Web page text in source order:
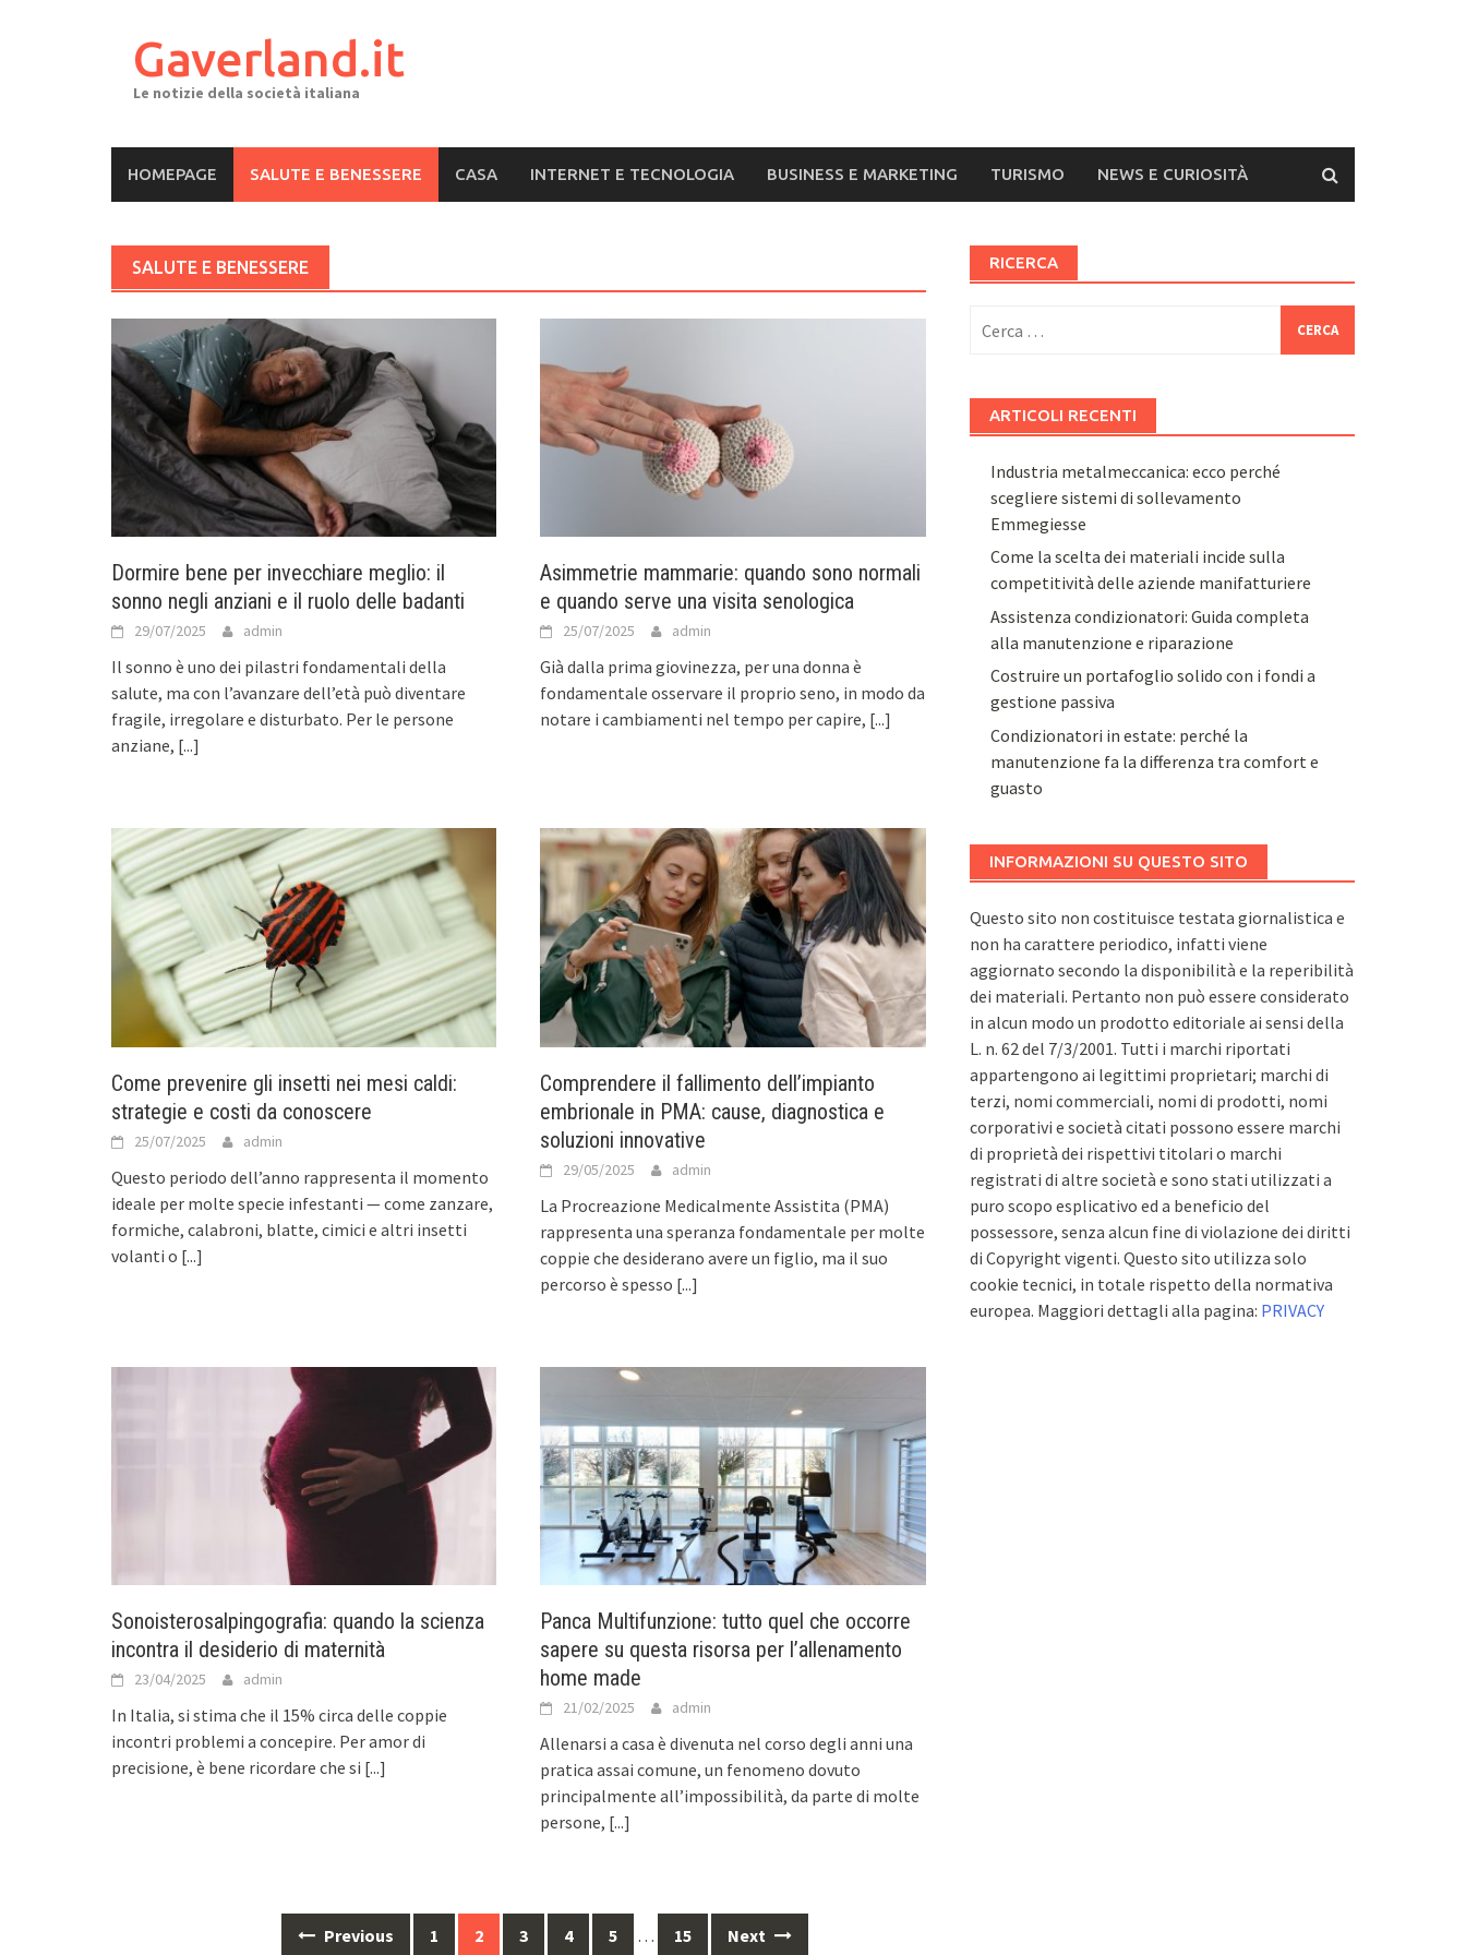
Gaverland.it
Le notizie della società italiana
HOMEPAGE SALUTE E BENESSERE CASA INTERNET E TECNOLOGIA BUSINESS E MARKETING TURISMO NEWS E CURIOSITÀ
SALUTE E BENESSERE
Dormire bene per invecchiare meglio: il
sonno negli anziani e il ruolo delle badanti
29/07/2025 admin
Il sonno è uno dei pilastri fondamentali della
salute, ma con l’avanzare dell’età può diventare
fragile, irregolare e disturbato. Per le persone
anziane, [...]
Asimmetrie mammarie: quando sono normali
e quando serve una visita senologica
25/07/2025 admin
Già dalla prima giovinezza, per una donna è
fondamentale osservare il proprio seno, in modo da
notare i cambiamenti nel tempo per capire, [...]
Come prevenire gli insetti nei mesi caldi:
strategie e costi da conoscere
25/07/2025 admin
Questo periodo dell’anno rappresenta il momento
ideale per molte specie infestanti — come zanzare,
formiche, calabroni, blatte, cimici e altri insetti
volanti o [...]
Comprendere il fallimento dell’impianto
embrionale in PMA: cause, diagnostica e
soluzioni innovative
29/05/2025 admin
La Procreazione Medicalmente Assistita (PMA)
rappresenta una speranza fondamentale per molte
coppie che desiderano avere un figlio, ma il suo
percorso è spesso [...]
Sonoisterosalpingografia: quando la scienza
incontra il desiderio di maternità
23/04/2025 admin
In Italia, si stima che il 15% circa delle coppie
incontri problemi a concepire. Per amor di
precisione, è bene ricordare che si [...]
Panca Multifunzione: tutto quel che occorre
sapere su questa risorsa per l’allenamento
home made
21/02/2025 admin
Allenarsi a casa è divenuta nel corso degli anni una
pratica assai comune, un fenomeno dovuto
principalmente all’impossibilità, da parte di molte
persone, [...]
Previous 1 2 3 4 5 … 15 Next
RICERCA
per:
ARTICOLI RECENTI
Industria metalmeccanica: ecco perché
scegliere sistemi di sollevamento
Emmegiesse
Come la scelta dei materiali incide sulla
competitività delle aziende manifatturiere
Assistenza condizionatori: Guida completa
alla manutenzione e riparazione
Costruire un portafoglio solido con i fondi a
gestione passiva
Condizionatori in estate: perché la
manutenzione fa la differenza tra comfort e
guasto
INFORMAZIONI SU QUESTO SITO
Questo sito non costituisce testata giornalistica e
non ha carattere periodico, infatti viene
aggiornato secondo la disponibilità e la reperibilità
dei materiali. Pertanto non può essere considerato
in alcun modo un prodotto editoriale ai sensi della
L. n. 62 del 7/3/2001. Tutti i marchi riportati
appartengono ai legittimi proprietari; marchi di
terzi, nomi commerciali, nomi di prodotti, nomi
corporativi e società citati possono essere marchi
di proprietà dei rispettivi titolari o marchi
registrati di altre società e sono stati utilizzati a
puro scopo esplicativo ed a beneficio del
possessore, senza alcun fine di violazione dei diritti
di Copyright vigenti. Questo sito utilizza solo
cookie tecnici, in totale rispetto della normativa
europea. Maggiori dettagli alla pagina: PRIVACY